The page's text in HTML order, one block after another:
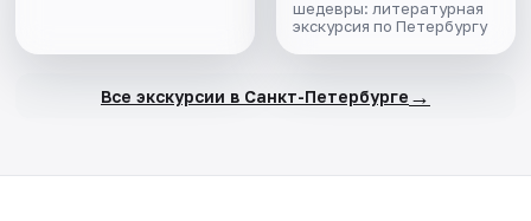
шедевры: литературная
экскурсия по Петербургу
Все экскурсии в Санкт-Петербурге →